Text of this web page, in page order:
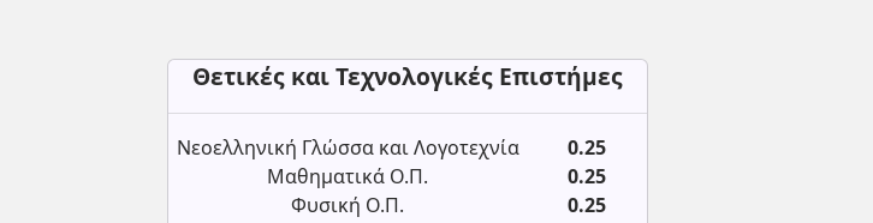
Θετικές και Τεχνολογικές Επιστήμες
Νεοελληνική Γλώσσα και Λογοτεχνία
0.25
Μαθηματικά Ο.Π.
0.25
Φυσική Ο.Π.
0.25